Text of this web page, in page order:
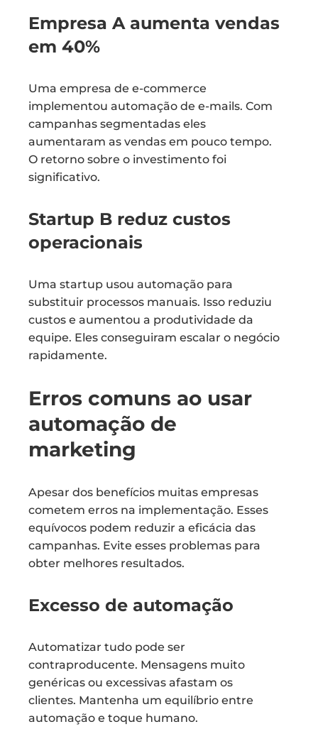
Empresa A aumenta vendas
em 40%
Uma empresa de e-commerce
implementou automação de e-mails. Com
campanhas segmentadas eles
aumentaram as vendas em pouco tempo.
O retorno sobre o investimento foi
significativo.
Startup B reduz custos
operacionais
Uma startup usou automação para
substituir processos manuais. Isso reduziu
custos e aumentou a produtividade da
equipe. Eles conseguiram escalar o negócio
rapidamente.
Erros comuns ao usar
automação de
marketing
Apesar dos benefícios muitas empresas
cometem erros na implementação. Esses
equívocos podem reduzir a eficácia das
campanhas. Evite esses problemas para
obter melhores resultados.
Excesso de automação
Automatizar tudo pode ser
contraproducente. Mensagens muito
genéricas ou excessivas afastam os
clientes. Mantenha um equilíbrio entre
automação e toque humano.